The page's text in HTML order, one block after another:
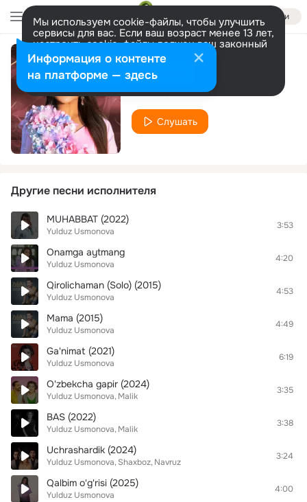
Войти
Мы используем cookie-файлы, чтобы улучшить
сервисы для вас. Если ваш возраст менее 13 лет,
настроить cookie-файлы должен ваш законный
представитель. Больше информации
Разрешить все Настроить
Kel yorim (2025)
Yulduz Usmonova
Слушать
Другие песни исполнителя
MUHABBAT (2022)
Yulduz Usmonova
3:53
Onamga aytmang
Yulduz Usmonova
4:20
Qirolichaman (Solo) (2015)
Yulduz Usmonova
4:53
Mama (2015)
Yulduz Usmonova
4:49
Ga'nimat (2021)
Yulduz Usmonova
6:19
O'zbekcha gapir (2024)
Yulduz Usmonova Malik
3:35
BAS (2022)
Yulduz Usmonova Malik
3:38
Uchrashardik (2024)
Yulduz Usmonova Shaxboz Navruz
3:24
Qalbim o'g'risi (2025)
Yulduz Usmonova
4:00
Информация о контенте
на платформе — здесь